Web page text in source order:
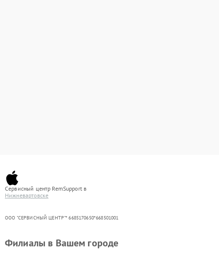
Сервисный центр RemSupport в
Нижневартовске
ООО "СЕРВИСНЫЙ ЦЕНТР"* 6685170650*668501001
Филиалы в Вашем городе